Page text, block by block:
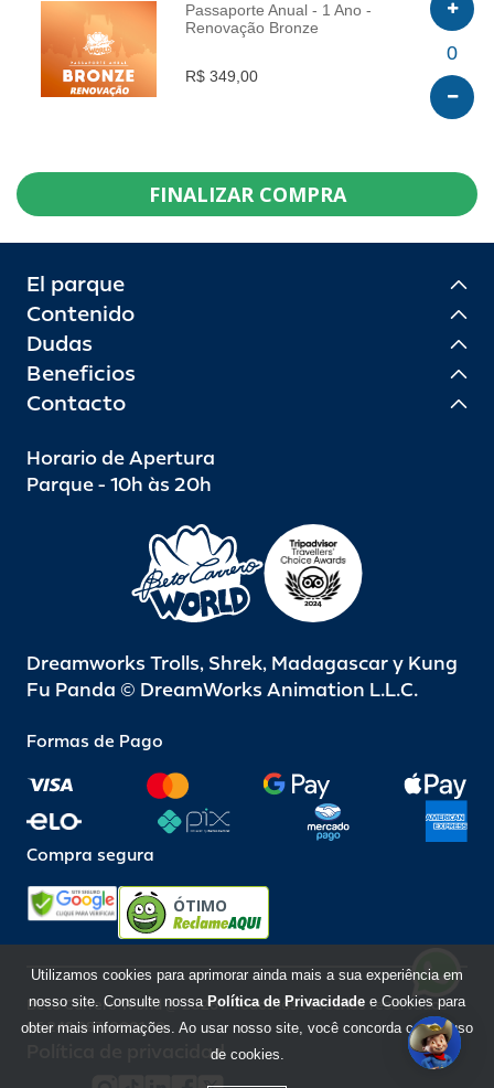
INFO
Passaporte Anual - 1 Ano -
Renovação Bronze
R$ 349,00
0
FINALIZAR COMPRA
El parque
Contenido
Dudas
Beneficios
Contacto
Horario de Apertura
Parque - 10h às 20h
Dreamworks Trolls, Shrek, Madagascar y Kung
Fu Panda © DreamWorks Animation L.L.C.
Formas de Pago
Compra segura
ÓTIMO
Beto Carrero World @ 2026 / Todos los derechos reservados
85.248.987/0001-10
Política de privacidad
Utilizamos cookies para aprimorar ainda mais a sua experiência em
nosso site. Consulte nossa Política de Privacidade e Cookies para
obter mais informações. Ao usar nosso site, você concorda com o uso
de cookies.